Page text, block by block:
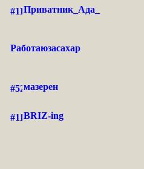
Приватник_Ада_
Работаюзасахар
мазерен
BRIZ-ing